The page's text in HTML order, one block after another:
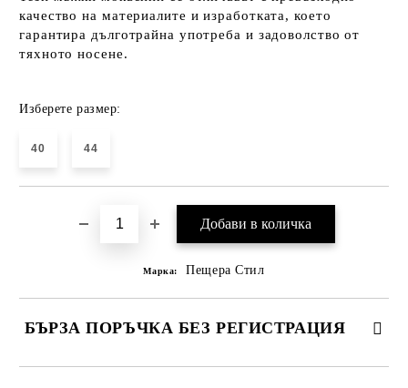
качество на материалите и изработката, което
гарантира дълготрайна употреба и задоволство от
тяхното носене.
Изберете размер:
40 44
Марка: Пещера Стил
БЪРЗА ПОРЪЧКА БЕЗ РЕГИСТРАЦИЯ